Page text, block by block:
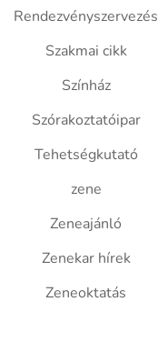
Rendezvényszervezés
Szakmai cikk
Színház
Szórakoztatóipar
Tehetségkutató
zene
Zeneajánló
Zenekar hírek
Zeneoktatás